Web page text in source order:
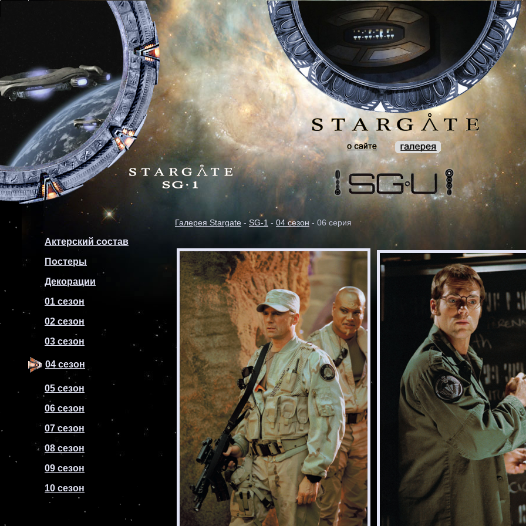
Актерский состав
Постеры
Декорации
01 сезон
02 сезон
03 сезон
04 сезон
05 сезон
06 сезон
07 сезон
08 сезон
09 сезон
10 сезон
Галерея Stargate - SG-1 - 04 сезон - 06 серия